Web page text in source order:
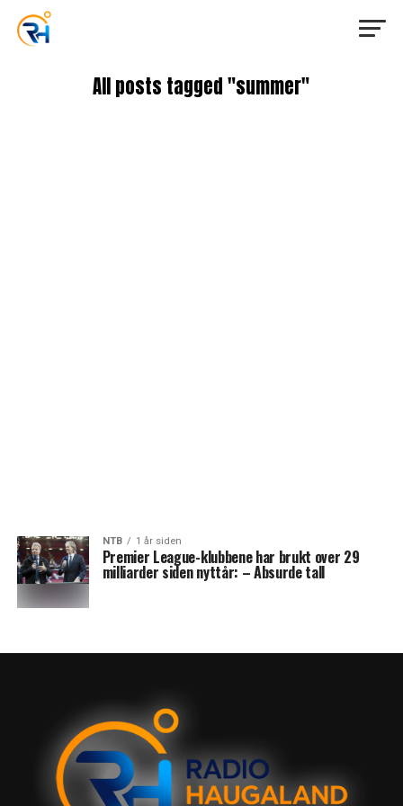
All posts tagged "summer"
NTB 1 år siden
Premier League-klubbene har brukt over 29
milliarder siden nyttår: – Absurde tall